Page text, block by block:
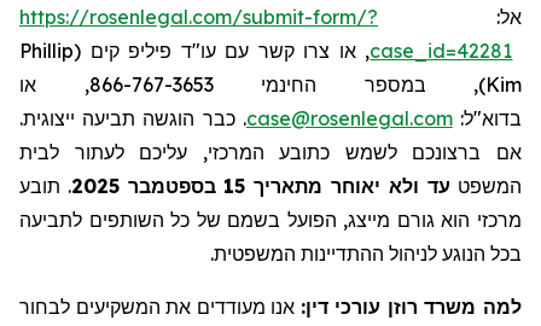
אל: https://rosenlegal.com/submit-form/?
case_id=42281, או צרו קשר עם עו"ד פיליפ קים (Phillip
Kim
), במספר החינמי 866-767-3653, או
בדוא"ל:case@rosenlegal.com. כבר הוגשה תביעה ייצוגית.
אם ברצונכם לשמש כתובע המרכזי, עליכם לעתור לבית
המשפט עד ולא יאוחר מתאריך 15 בספטמבר 2025 . תובע
מרכזי הוא גורם מייצג, הפועל בשמם של כל השותפים לתביעה
בכל הנוגע לניהול ההתדיינות המשפטית.
למה משרד רוזן עורכי דין: אנו מעודדים את המשקיעים לבחור